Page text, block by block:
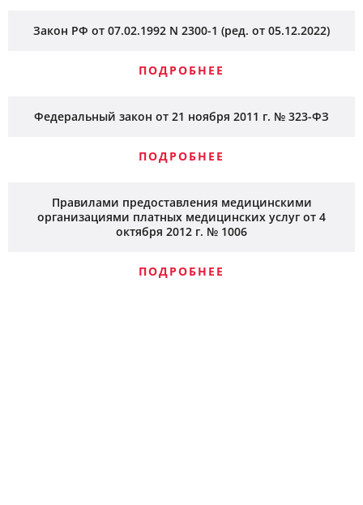
врач.Закон РФ от 07.02.1992 N 2300-1 (ред. от 05.12.2022)
ПОДРОБНЕЕ
Федеральный закон от 21 ноября 2011 г. № 323-ФЗ
ПОДРОБНЕЕ
Правилами предоставления медицинскими
организациями платных медицинских услуг от 4
октября 2012 г. № 1006
ПОДРОБНЕЕ